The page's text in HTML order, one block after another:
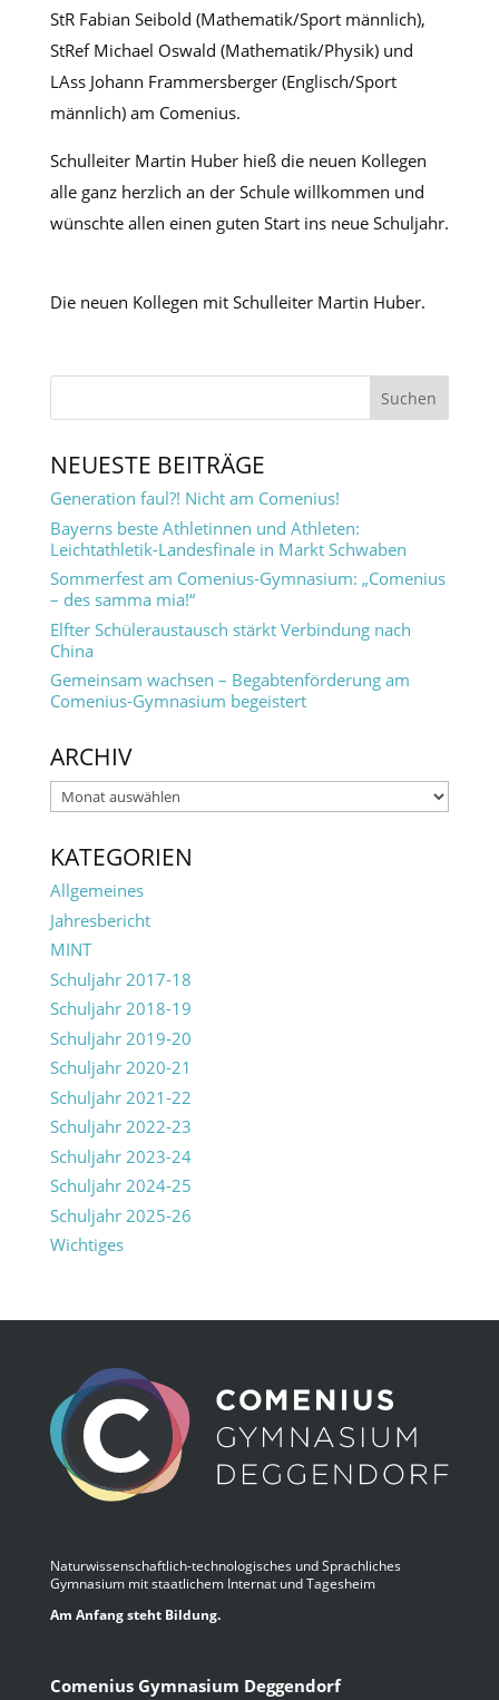
StR Fabian Seibold (Mathematik/Sport männlich),
StRef Michael Oswald (Mathematik/Physik) und
LAss Johann Frammersberger (Englisch/Sport
männlich) am Comenius.
Schulleiter Martin Huber hieß die neuen Kollegen
alle ganz herzlich an der Schule willkommen und
wünschte allen einen guten Start ins neue Schuljahr.
Die neuen Kollegen mit Schulleiter Martin Huber.
NEUESTE BEITRÄGE
Generation faul?! Nicht am Comenius!
Bayerns beste Athletinnen und Athleten:
Leichtathletik-Landesfinale in Markt Schwaben
Sommerfest am Comenius-Gymnasium: „Comenius
– des samma mia!“
Elfter Schüleraustausch stärkt Verbindung nach
China
Gemeinsam wachsen – Begabtenförderung am
Comenius-Gymnasium begeistert
ARCHIV
Archiv
KATEGORIEN
Allgemeines
Jahresbericht
MINT
Schuljahr 2017-18
Schuljahr 2018-19
Schuljahr 2019-20
Schuljahr 2020-21
Schuljahr 2021-22
Schuljahr 2022-23
Schuljahr 2023-24
Schuljahr 2024-25
Schuljahr 2025-26
Wichtiges
Naturwissenschaftlich-technologisches und Sprachliches
Gymnasium mit staatlichem Internat und Tagesheim
Am Anfang steht Bildung.
Comenius Gymnasium Deggendorf